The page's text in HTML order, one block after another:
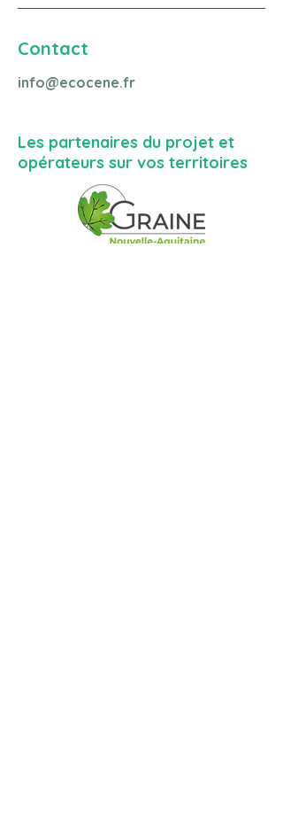
Contact
info@ecocene.fr
Les partenaires du projet et
opérateurs sur vos territoires